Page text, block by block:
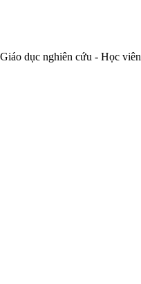
dục nghiên cứu - Học viên